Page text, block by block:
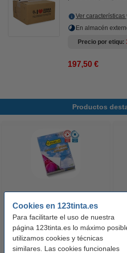
Cookies en 123tinta.es
Para facilitarte el uso de nuestra
página 123tinta.es lo máximo
utilizamos cookies y técnicas
similares. Las cookies funcionales
Ver características
En almacén
Precio por etiqu
197,50 €
Productos
123tinta Papel fotográfico
10,50 € Incl. 21% IVA